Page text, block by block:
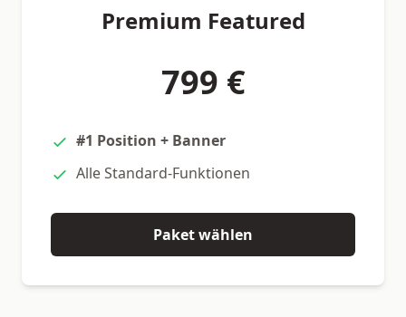
Premium Featured
799 €
#1 Position + Banner
Alle Standard-Funktionen
Paket wählen